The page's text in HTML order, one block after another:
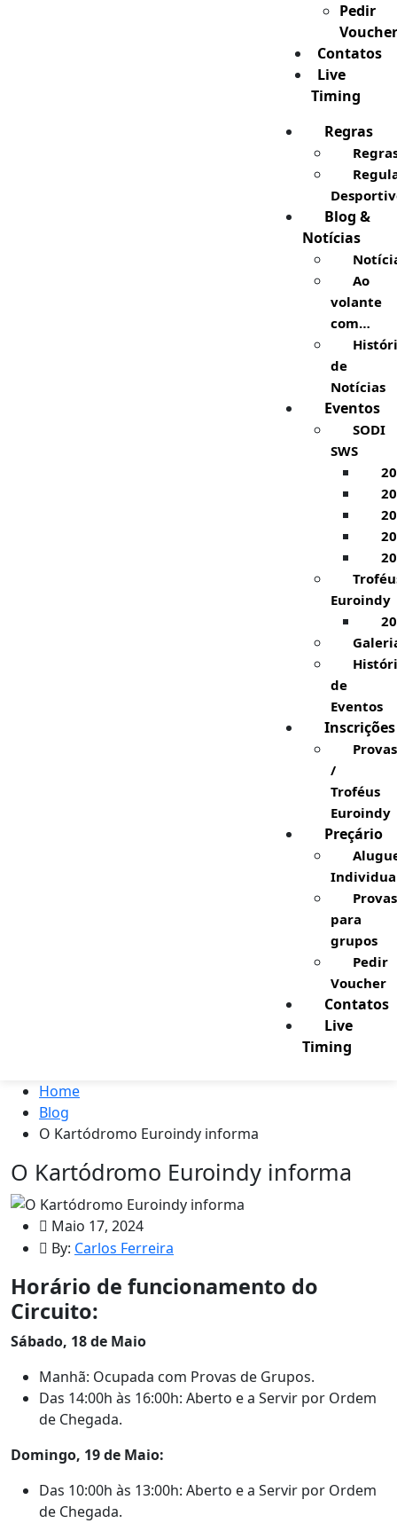
Pedir
Voucher
Contatos
Live
Timing
Regras
Blog &
Notícias
Ao
volante
com…
de
Notícias
Eventos
SODI
SWS
Euroindy
de
Eventos
Inscrições
Provas
/
Troféus
Euroindy
Preçário
Provas
para
grupos
Pedir
Voucher
Contatos
Live
Timing
Home
Blog
O Kartódromo Euroindy informa
O Kartódromo Euroindy informa
Maio 17, 2024
By: Carlos Ferreira
Horário de funcionamento do
Circuito:
Sábado, 18 de Maio
Manhã: Ocupada com Provas de Grupos.
Das 14:00h às 16:00h: Aberto e a Servir por Ordem
de Chegada.
Domingo, 19 de Maio:
Das 10:00h às 13:00h: Aberto e a Servir por Ordem
de Chegada.